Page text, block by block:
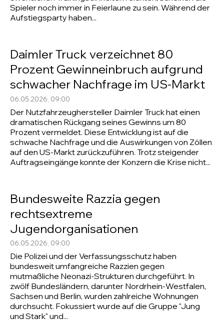
Spieler noch immer in Feierlaune zu sein. Während der
Aufstiegsparty haben...
Daimler Truck verzeichnet 80
Prozent Gewinneinbruch aufgrund
schwacher Nachfrage im US-Markt
06.05.2026, 09:00
Der Nutzfahrzeughersteller Daimler Truck hat einen
dramatischen Rückgang seines Gewinns um 80
Prozent vermeldet. Diese Entwicklung ist auf die
schwache Nachfrage und die Auswirkungen von Zöllen
auf den US-Markt zurückzuführen. Trotz steigender
Auftragseingänge konnte der Konzern die Krise nicht...
Bundesweite Razzia gegen
rechtsextreme
Jugendorganisationen
06.05.2026, 09:00
Die Polizei und der Verfassungsschutz haben
bundesweit umfangreiche Razzien gegen
mutmaßliche Neonazi-Strukturen durchgeführt. In
zwölf Bundesländern, darunter Nordrhein-Westfalen,
Sachsen und Berlin, wurden zahlreiche Wohnungen
durchsucht. Fokussiert wurde auf die Gruppe "Jung
und Stark" und...